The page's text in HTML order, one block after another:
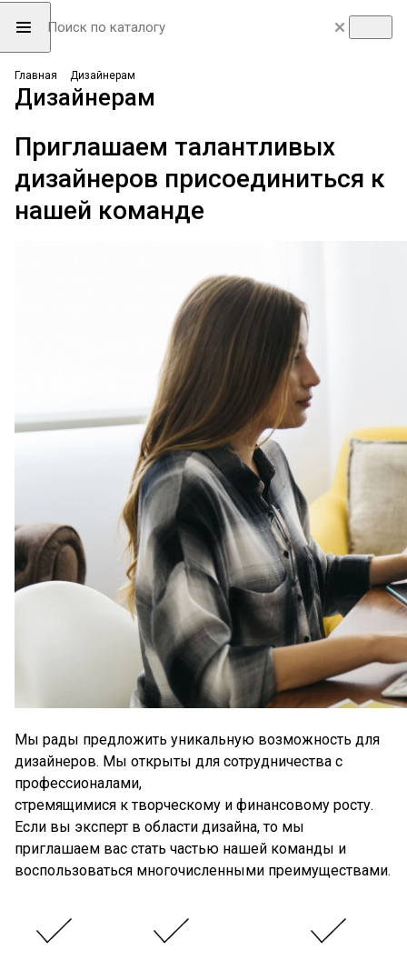
Главная Дизайнерам
Дизайнерам
Приглашаем талантливых
дизайнеров присоединиться к
нашей команде
Мы рады предложить уникальную возможность для
дизайнеров. Мы открыты для сотрудничества с
профессионалами,
стремящимися к творческому и финансовому росту.
Если вы эксперт в области дизайна, то мы
приглашаем вас стать частью нашей команды и
воспользоваться многочисленными преимуществами.